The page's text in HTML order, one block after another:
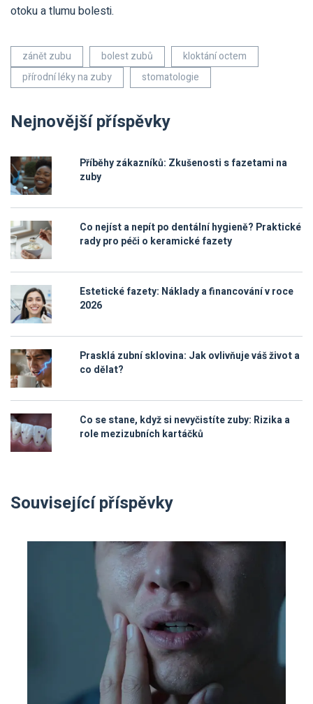
otoku a tlumu bolesti.
zánět zubu bolest zubů
kloktání octem
přírodní léky na zuby
stomatologie
Nejnovější příspěvky
Příběhy zákazníků: Zkušenosti s fazetami na
zuby
Co nejíst a nepít po dentální hygieně? Praktické
rady pro péči o keramické fazety
Estetické fazety: Náklady a financování v roce
2026
Prasklá zubní sklovina: Jak ovlivňuje váš život a
co dělat?
Co se stane, když si nevyčistíte zuby: Rizika a
role mezizubních kartáčků
Související příspěvky